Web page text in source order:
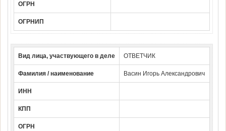
ОГРН
ОГРНИП
Вид лица, участвующего в деле ОТВЕТЧИК
Фамилия / наименование Васин Игорь Александрович
ИНН
КПП
ОГРН